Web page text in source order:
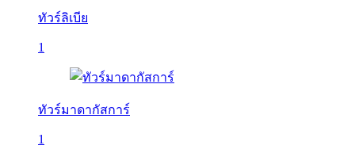
ทัวร์ลิเบีย
1
ทัวร์มาดากัสการ์
1